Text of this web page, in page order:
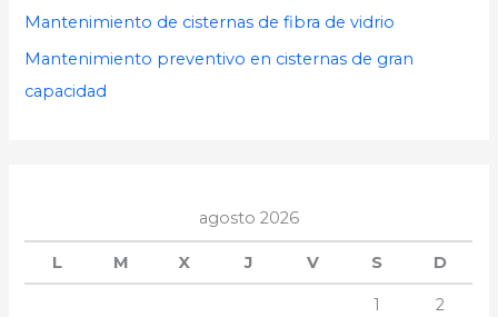
Mantenimiento de cisternas de fibra de vidrio
Mantenimiento preventivo en cisternas de gran
capacidad
agosto 2026
L M X J V S D
1
2